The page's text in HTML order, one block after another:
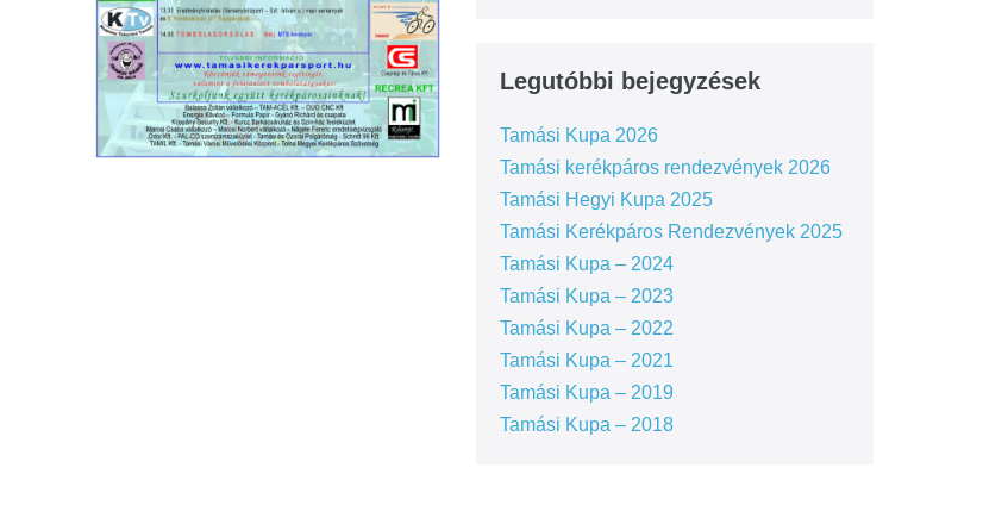
Legutóbbi bejegyzések
Tamási Kupa 2026
Tamási kerékpáros rendezvények 2026
Tamási Hegyi Kupa 2025
Tamási Kerékpáros Rendezvények 2025
Tamási Kupa – 2024
Tamási Kupa – 2023
Tamási Kupa – 2022
Tamási Kupa – 2021
Tamási Kupa – 2019
Tamási Kupa – 2018